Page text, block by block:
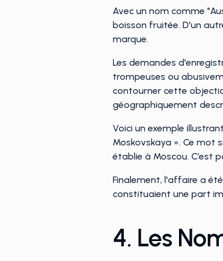
Avec un nom comme
boisson fruitée. D'un
marque.
Les demandes
trompeuses ou
contourner cette
géographiquement
Voici un exemple
Moskovskaya ». Ce mot
établie à Moscou. C’est
Finalement, l'affaire a
constituaient une part
4. Les